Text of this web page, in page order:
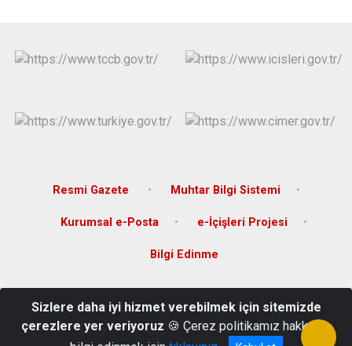
Resmi Gazete Muhtar Bilgi Sistemi
Kurumsal e-Posta e-İçişleri Projesi
Bilgi Edinme
GÜMÜŞHANE
0456 711 63 00
Sizlere daha iyi hizmet verebilmek için sitemizde
çerezlere yer veriyoruz 🍪 Çerez politikamız hakkında